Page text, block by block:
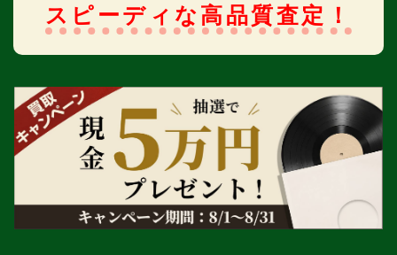
スピーディな高品質査定！